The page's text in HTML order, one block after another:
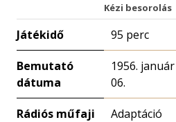
Kézi besorolás
Játékidő 95 perc
Bemutató
dátuma
1956. január
06.
Rádiós műfaji
Adaptáció